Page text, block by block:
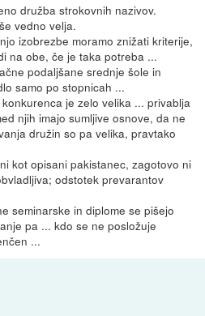
družba strokovnih nazivov.
vedno velja.
izobrezbe moramo znižati kriterije,
na obe, če je taka potreba ...
podaljšane srednje šole in
samo po stopnicah ...
je zelo velika ... privablja
njih imajo sumljive osnove, da ne
družin so pa velika, pravtako
kot opisani pakistanec, zagotovo ni
odstotek prevarantov
seminarske in diplome se pišejo
pa ... kdo se ne posložuje
...